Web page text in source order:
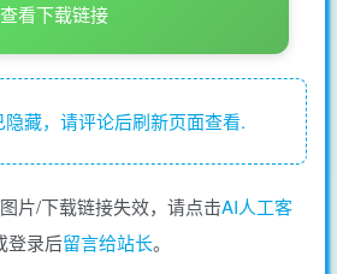
看下载链接
藏，请评论后刷新页面查看.
片/下载链接失效，请点击AI人工客
登录后留言给站长。